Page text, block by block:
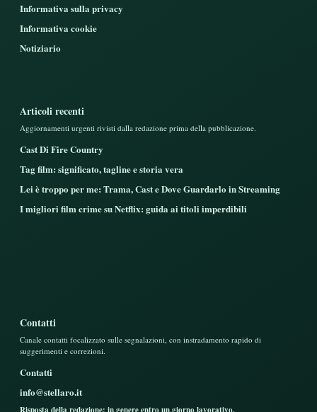
Informativa sulla privacy
Informativa cookie
Notiziario
Articoli recenti
Aggiornamenti urgenti rivisti dalla redazione prima della pubblicazione.
Cast Di Fire Country
Tag film: significato, tagline e storia vera
Lei è troppo per me: Trama, Cast e Dove Guardarlo in Streaming
I migliori film crime su Netflix: guida ai titoli imperdibili
Contatti
Canale contatti focalizzato sulle segnalazioni, con instradamento rapido di
suggerimenti e correzioni.
Contatti
info@stellaro.it
Risposta della redazione: in genere entro un giorno lavorativo.